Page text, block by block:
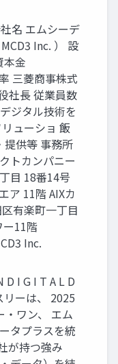
名 エムシーデ
Inc. ） 設
本金
三菱商事株式
社長 従業員数
ジタル技術を
ューショ 飯
提供等 事務所
トカンパニー
目 18番14号
ア 11階 AIXカ
有楽町一丁目
ー11階
Inc.
D I G I T A L D
リーは、 2025
・ワン、 エム
タプラスを統
が持つ強み